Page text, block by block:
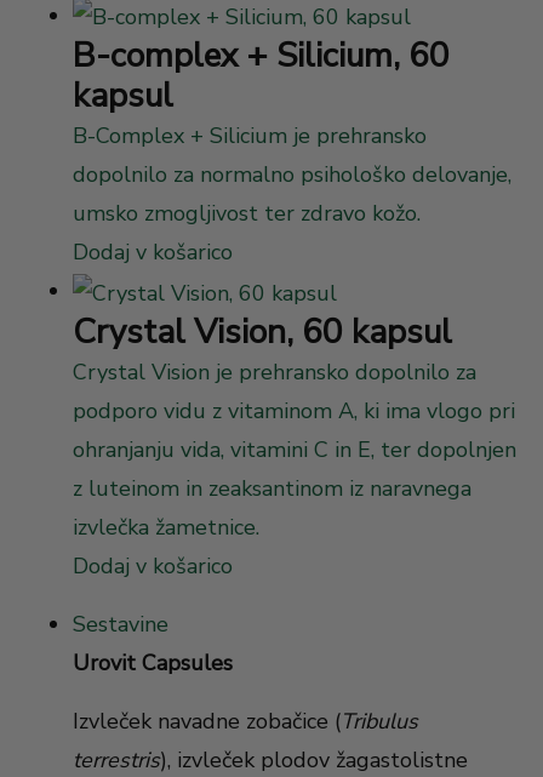
B-complex + Silicium, 60
kapsul
B-Complex + Silicium je prehransko
dopolnilo za normalno psihološko delovanje,
umsko zmogljivost ter zdravo kožo.
Dodaj v košarico
Crystal Vision, 60 kapsul
Crystal Vision je prehransko dopolnilo za
podporo vidu z vitaminom A, ki ima vlogo pri
ohranjanju vida, vitamini C in E, ter dopolnjen
z luteinom in zeaksantinom iz naravnega
izvlečka žametnice.
Dodaj v košarico
Sestavine
Urovit Capsules
Izvleček navadne zobačice (Tribulus
terrestris), izvleček plodov žagastolistne